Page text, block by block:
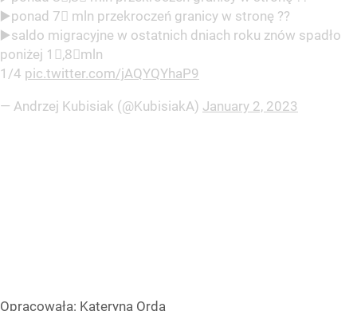
▶️ponad 7⃣ mln przekroczeń granicy w stronę ??
▶️saldo migracyjne w ostatnich dniach roku znów spadło
poniżej 1⃣,8⃣mln
1/4 pic.twitter.com/jAQYQYhaP9
— Andrzej Kubisiak (@KubisiakA) January 2, 2023
Opracowała: Kateryna Orda